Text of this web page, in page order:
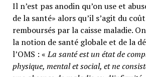
Il n’est pas anodin qu’on use et
de la santé» alors qu’il s’agit du
remboursés par la caisse maladie.
la notion de santé globale et de la
l’OMS : «La santé est un état de
physique, mental et social, et ne